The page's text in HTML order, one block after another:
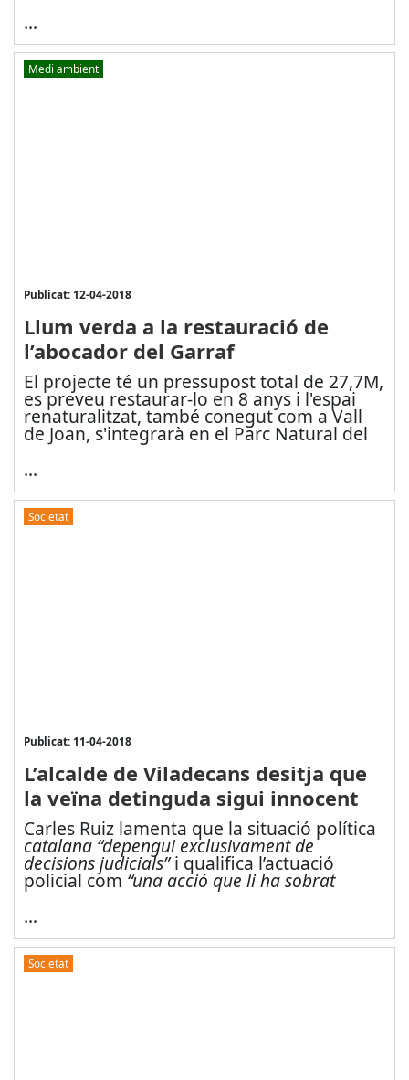
...
Medi ambient
Publicat: 12-04-2018
Llum verda a la restauració de
l’abocador del Garraf
El projecte té un pressupost total de 27,7M,
es preveu restaurar-lo en 8 anys i l'espai
renaturalitzat, també conegut com a Vall
de Joan, s'integrarà en el Parc Natural del
...
Societat
Publicat: 11-04-2018
L’alcalde de Viladecans desitja que
la veïna detinguda sigui innocent
Carles Ruiz lamenta que la situació política
catalana “depengui exclusivament de
decisions judicials”i qualifica l’actuació
policial com “una acció que li ha sobrat
...
Societat